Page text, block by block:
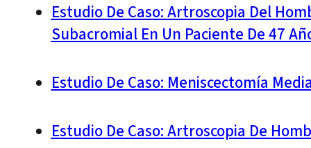
Estudio De Caso: Artroscopia Del
Subacromial En Un Paciente De 47
Estudio De Caso: Meniscectomía
Estudio De Caso: Artroscopia De